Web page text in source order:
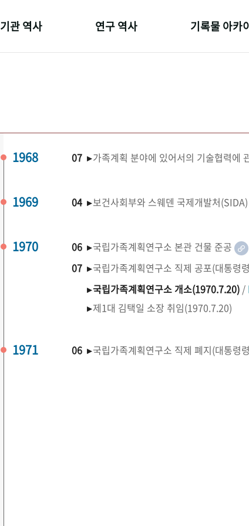
기관 역사 연구 역사 기록물 아카
1968 07 ▸가족계획 분야에 있어서의 기술협력에
1969 04 ▸보건사회부와 스웨덴 국제개발처
1970 06 ▸국립가족계획연구소 본관 건물 준공
07 ▸국립가족계획연구소 직제 공포(대통령
▸국립가족계획연구소 개소(1970.7.20) /
▸제1대 김택일 소장 취임(1970.7.20)
1971 06 ▸국립가족계획연구소 직제 폐지(대통령